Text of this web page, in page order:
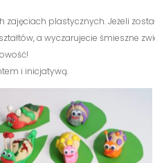
plastycznych. Jeżeli
a wyczarujecie śmieszne
i inicjatywą.